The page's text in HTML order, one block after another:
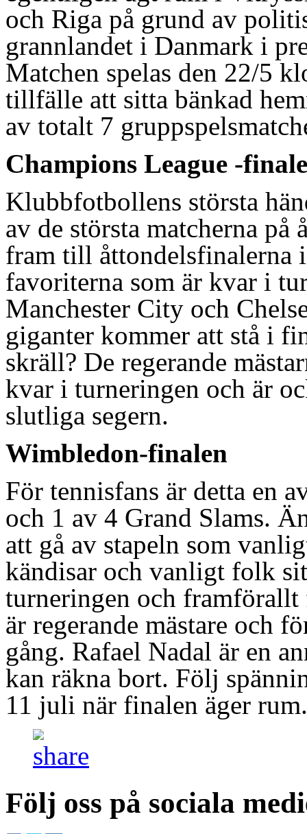
och Riga på grund av
grannlandet i Danmark i
Matchen spelas den 22/5
tillfälle att sitta bänkad
av totalt 7
Champions League -
Klubbfotbollens största
av de största matcherna
fram till åttondelsfinalerna
favoriterna som är kvar i
Manchester City och
giganter kommer att stå i
skräll? De regerande
kvar i turneringen och är
slutliga segern.
Wimbledon-finalen
För tennisfans är detta en
och 1 av 4 Grand Slams.
att gå av stapeln som
kändisar och vanligt folk
turneringen och
är regerande mästare och
gång. Rafael Nadal är en
kan räkna bort. Följ
11 juli när finalen äger rum.
Följ oss på sociala